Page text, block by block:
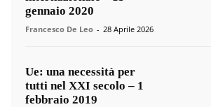
gennaio 2020
Francesco De Leo - 28 Aprile 2026
Ue: una necessità per
tutti nel XXI secolo – 1
febbraio 2019